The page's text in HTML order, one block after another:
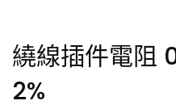
繞線插件電阻
2%